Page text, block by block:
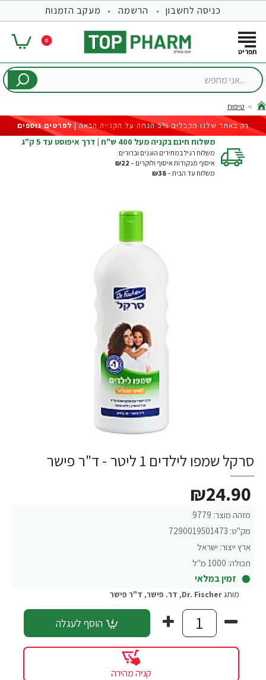
כניסה לחשבון הרשמה מעקב הזמנות
0
...אני
home
טיפוח
רק באתר שלנו מקבלים 5% הנחה על הקנייה הבאה |
לפרטים נוספים
משלוח חינם בקניה מעל 400 ש"ח | דרך איפוסט עד 5 ק"ג
משלוח רגיל במחירים הוגנים וברורים:
איסוף מנקודות איסוף ולוקרים – ₪22
משלוח עד הבית –₪38
סרקל שמפו לילדים 1 ליטר - ד"ר פישר
מזהה מוצר: 9779
מק"ט: 7290019501473
ארץ ייצור: ישראל
תכולה: 1000 מ"ל
זמין במלאי
₪24.90
מותגDr. Fischer
, דר. פישר, ד"ר פישר
הוסף לעגלה
קניה מהירה